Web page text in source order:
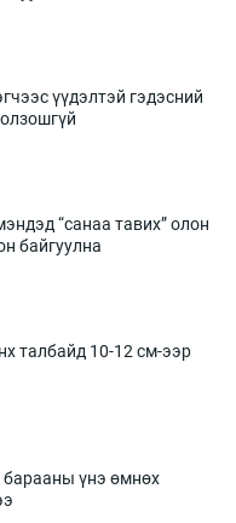
үүдэлтэй гэдэсний
“санаа тавих” олон
байгуулна
талбайд 10-12 см-ээр
үнэ өмнөх